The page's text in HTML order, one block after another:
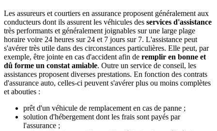
Les assureurs et courtiers en assurance proposent généralement aux
conducteurs dont ils assurent les véhicules des services d'assistance
très performants et généralement joignables sur une large plage
horaire voire 24 heures sur 24 et 7 jours sur 7. L'assistance peut
s'avérer très utile dans des circonstances particulières. Elle peut, par
exemple, être jointe en cas d'accident afin de remplir en bonne et
dû forme un constat amiable. Outre un service de conseil, les
assistances proposent diverses prestations. En fonction des contrats
d'assurance auto, celles-ci peuvent s'avérer plus ou moins complètes
et abouties :
prêt d'un véhicule de remplacement en cas de panne ;
solution d'hébergement dont les frais sont payés par
l'assurance ;